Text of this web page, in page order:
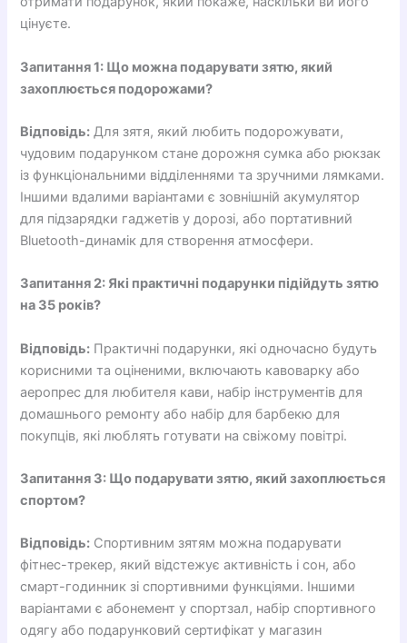
цінуєте.
Запитання 1: Що можна подарувати зятю, який
захоплюється подорожами?
Відповідь: Для зятя, який любить подорожувати,
чудовим подарунком стане дорожня сумка або рюкзак
із функціональними відділеннями та зручними лямками.
Іншими вдалими варіантами є зовнішній акумулятор
для підзарядки гаджетів у дорозі, або портативний
Bluetooth-динамік для створення атмосфери.
Запитання 2: Які практичні подарунки підійдуть зятю
на 35 років?
Відповідь: Практичні подарунки, які одночасно будуть
корисними та оціненими, включають кавоварку або
аеропрес для любителя кави, набір інструментів для
домашнього ремонту або набір для барбекю для
покупців, які люблять готувати на свіжому повітрі.
Запитання 3: Що подарувати зятю, який захоплюється
спортом?
Відповідь: Спортивним зятям можна подарувати
фітнес-трекер, який відстежує активність і сон, або
смарт-годинник зі спортивними функціями. Іншими
варіантами є абонемент у спортзал, набір спортивного
одягу або подарунковий сертифікат у магазин